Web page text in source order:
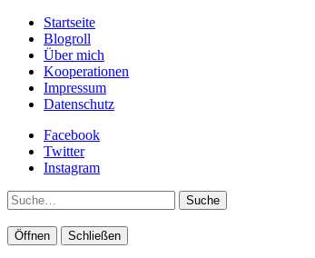
Startseite
Blogroll
Über mich
Kooperationen
Impressum
Datenschutz
Facebook
Twitter
Instagram
Suche
Öffnen Schließen